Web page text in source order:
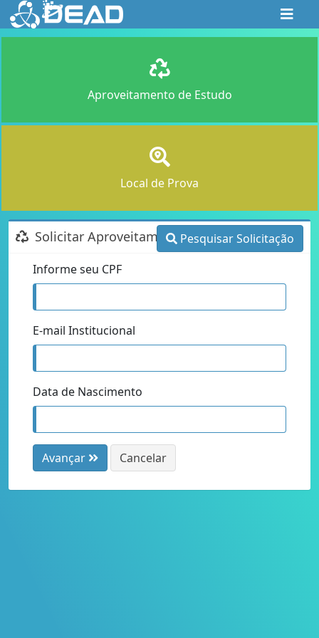
Aproveitamento de Estudo
Local de Prova
Solicitar Aproveitamento de Estudo
Pesquisar Solicitação
Informe seu CPF
E-mail Institucional
Data de Nascimento
Avançar Cancelar